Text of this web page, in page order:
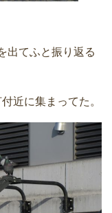
出てふと振り返る
近に集まってた。